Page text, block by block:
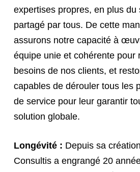
expertises propres, en plus du
partagé par tous. De cette
assurons notre capacité à
équipe unie et cohérente pour
besoins de nos clients, et
capables de dérouler tous les
de service pour leur garantir
solution globale.
Longévité : Depuis sa
Consultis a engrangé 20